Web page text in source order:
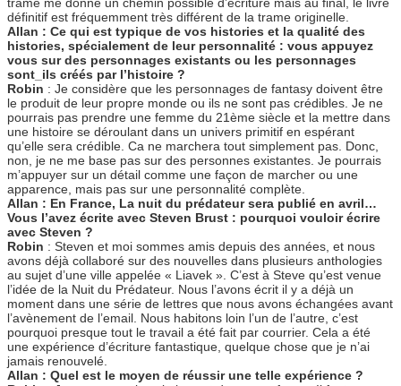
trame me donne un chemin possible d’écriture mais au final, le livre
définitif est fréquemment très différent de la trame originelle.
Allan : Ce qui est typique de vos histories et la qualité des
histories, spécialement de leur personnalité : vous appuyez
vous sur des personnages existants ou les personnages
sont_ils créés par l’histoire ?
Robin : Je considère que les personnages de fantasy doivent être
le produit de leur propre monde ou ils ne sont pas crédibles. Je ne
pourrais pas prendre une femme du 21ème siècle et la mettre dans
une histoire se déroulant dans un univers primitif en espérant
qu’elle sera crédible. Ca ne marchera tout simplement pas. Donc,
non, je ne me base pas sur des personnes existantes. Je pourrais
m’appuyer sur un détail comme une façon de marcher ou une
apparence, mais pas sur une personnalité complète.
Allan : En France, La nuit du prédateur sera publié en avril…
Vous l’avez écrite avec Steven Brust : pourquoi vouloir écrire
avec Steven ?
Robin : Steven et moi sommes amis depuis des années, et nous
avons déjà collaboré sur des nouvelles dans plusieurs anthologies
au sujet d’une ville appelée « Liavek ». C’est à Steve qu’est venue
l’idée de la Nuit du Prédateur. Nous l’avons écrit il y a déjà un
moment dans une série de lettres que nous avons échangées avant
l’avènement de l’email. Nous habitons loin l’un de l’autre, c’est
pourquoi presque tout le travail a été fait par courrier. Cela a été
une expérience d’écriture fantastique, quelque chose que je n’ai
jamais renouvelé.
Allan : Quel est le moyen de réussir une telle expérience ?